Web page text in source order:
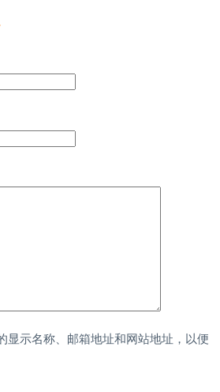
显示名称、邮箱地址和网站地址，以便